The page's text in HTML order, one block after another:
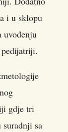
i u sklopu
uvođenju
gdje tri
sa